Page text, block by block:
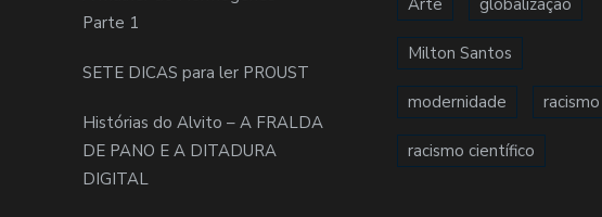
Parte 1
SETE DICAS para ler PROUST
Histórias do Alvito – A FRALDA
DE PANO E A DITADURA
DIGITAL
Arte globalização
Milton Santos
modernidade racismo
racismo científico